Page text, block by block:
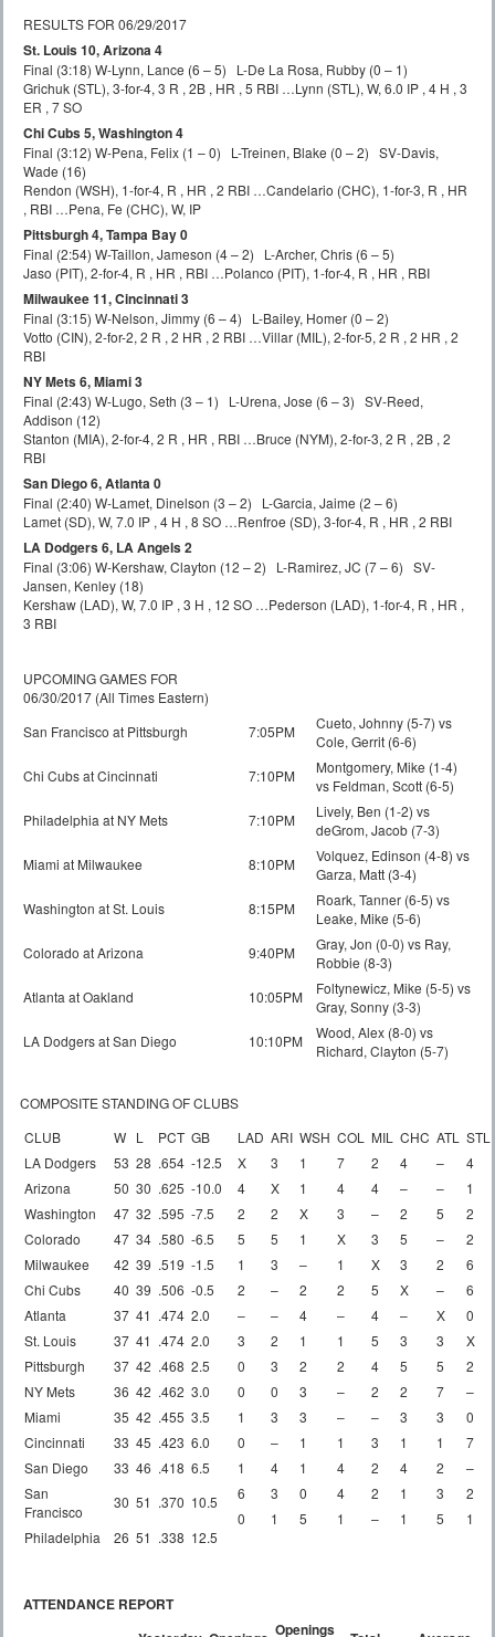
RESULTS FOR 06/29/2017
St. Louis 10, Arizona 4
Final (3:18) W-Lynn, Lance (6 – 5) L-De La Rosa, Rubby (0 – 1)
Grichuk (STL), 3-for-4, 3 R , 2B , HR , 5 RBI …Lynn (STL), W, 6.0 IP , 4 H , 3
ER , 7 SO
Chi Cubs 5, Washington 4
Final (3:12) W-Pena, Felix (1 – 0) L-Treinen, Blake (0 – 2) SV-Davis,
Wade (16)
Rendon (WSH), 1-for-4, R , HR , 2 RBI …Candelario (CHC), 1-for-3, R , HR
, RBI …Pena, Fe (CHC), W, IP
Pittsburgh 4, Tampa Bay 0
Final (2:54) W-Taillon, Jameson (4 – 2) L-Archer, Chris (6 – 5)
Jaso (PIT), 2-for-4, R , HR , RBI …Polanco (PIT), 1-for-4, R , HR , RBI
Milwaukee 11, Cincinnati 3
Final (3:15) W-Nelson, Jimmy (6 – 4) L-Bailey, Homer (0 – 2)
Votto (CIN), 2-for-2, 2 R , 2 HR , 2 RBI …Villar (MIL), 2-for-5, 2 R , 2 HR , 2
RBI
NY Mets 6, Miami 3
Final (2:43) W-Lugo, Seth (3 – 1) L-Urena, Jose (6 – 3) SV-Reed,
Addison (12)
Stanton (MIA), 2-for-4, 2 R , HR , RBI …Bruce (NYM), 2-for-3, 2 R , 2B , 2
RBI
San Diego 6, Atlanta 0
Final (2:40) W-Lamet, Dinelson (3 – 2) L-Garcia, Jaime (2 – 6)
Lamet (SD), W, 7.0 IP , 4 H , 8 SO …Renfroe (SD), 3-for-4, R , HR , 2 RBI
LA Dodgers 6, LA Angels 2
Final (3:06) W-Kershaw, Clayton (12 – 2) L-Ramirez, JC (7 – 6) SV-
Jansen, Kenley (18)
Kershaw (LAD), W, 7.0 IP , 3 H , 12 SO …Pederson (LAD), 1-for-4, R , HR ,
3 RBI
UPCOMING GAMES FOR
06/30/2017 (All Times Eastern)
San Francisco at Pittsburgh
7:05PM
Cueto, Johnny (5-7) vs
Cole, Gerrit (6-6)
Chi Cubs at Cincinnati
7:10PM
Montgomery, Mike (1-4)
vs Feldman, Scott (6-5)
Philadelphia at NY Mets
7:10PM
Lively, Ben (1-2) vs
deGrom, Jacob (7-3)
Miami at Milwaukee
8:10PM
Volquez, Edinson (4-8) vs
Garza, Matt (3-4)
Washington at St. Louis
8:15PM
Roark, Tanner (6-5) vs
Leake, Mike (5-6)
Colorado at Arizona
9:40PM
Gray, Jon (0-0) vs Ray,
Robbie (8-3)
Atlanta at Oakland
10:05PM
Foltynewicz, Mike (5-5) vs
Gray, Sonny (3-3)
LA Dodgers at San Diego
10:10PM
Wood, Alex (8-0) vs
Richard, Clayton (5-7)
COMPOSITE STANDING OF CLUBS
CLUB
W L PCT GB
LA Dodgers
53 28 .654 -12.5
Arizona
50 30 .625 -10.0
Washington
47 32 .595 -7.5
Colorado
47 34 .580 -6.5
Milwaukee
42 39 .519 -1.5
Chi Cubs
40 39 .506 -0.5
Atlanta
37 41 .474 2.0
St. Louis
37 41 .474 2.0
Pittsburgh
37 42 .468 2.5
NY Mets
36 42 .462 3.0
Miami
35 42 .455 3.5
Cincinnati
33 45 .423 6.0
San Diego
33 46 .418 6.5
San
Francisco
30 51 .370 10.5
Philadelphia
26 51 .338 12.5
LAD ARI WSH COL MIL CHC ATL
STL
X
3 1 7 2 4 –
4
4
X 1 4 4 – –
1
2
2 X 3 – 2 5
2
5
5 1 X 3 5 –
2
1
3 – 1 X 3 2
6
2
– 2 2 5 X –
6
–
– 4 – 4 – X
0
3
2 1 1 5 3 3
X
0
3 2 2 4 5 5
2
0
0 3 – 2 2 7
–
1
3 3 – – 3 3
0
0
– 1 1 3 1 1
7
1
4 1 4 2 4 2
–
6
3 0 4 2 1 3
2
0
1 5 1 – 1 5 1
ATTENDANCE REPORT
Openings